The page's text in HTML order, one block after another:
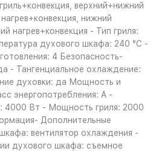
верхний+нижний
нижний
нагрев+конвекция - Тип гриля:
духового шкафа: 240 °С -
4 Безопасность-
- Тангенциальное охлаждение:
духовки: да Мощность и
энергопотребления: A -
4000 Вт - Мощность гриля: 2000
Дополнительные
вентилятор охлаждения -
духового шкафа: съемное